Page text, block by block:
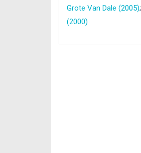
Grote Van Dale (2005);
(2000)